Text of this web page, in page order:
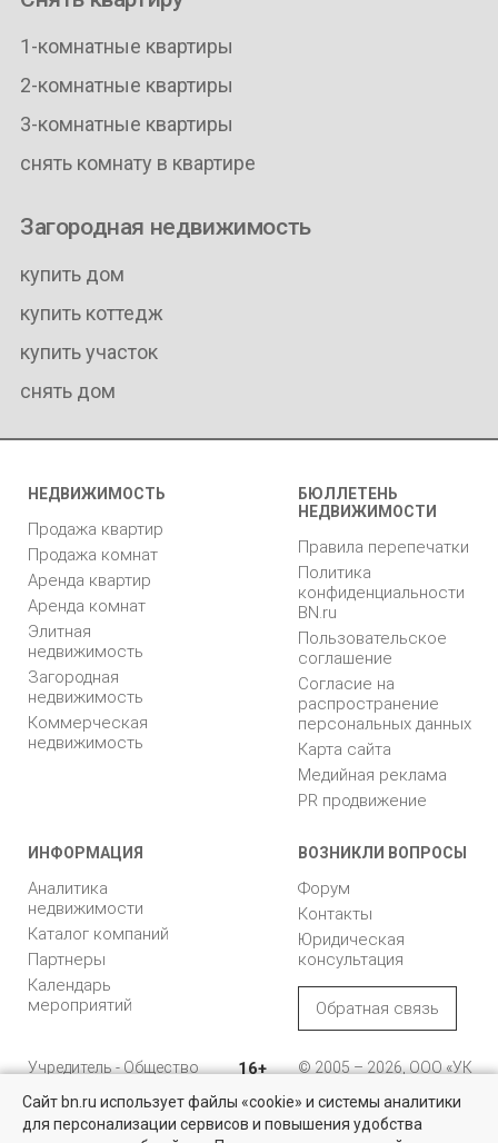
Найти квартиру - это просто!
1-комнатные квартиры
2-комнатные квартиры
3-комнатные квартиры
снять комнату в квартире
Загородная недвижимость
купить дом
купить коттедж
купить участок
снять дом
НЕДВИЖИМОСТЬ
Продажа квартир
Продажа комнат
Аренда квартир
Аренда комнат
Элитная
недвижимость
Загородная
недвижимость
Коммерческая
недвижимость
БЮЛЛЕТЕНЬ
НЕДВИЖИМОСТИ
Правила перепечатки
Политика
конфиденциальности
BN.ru
Пользовательское
соглашение
Согласие на
распространение
персональных данных
Карта сайта
Медийная реклама
PR продвижение
ИНФОРМАЦИЯ
Аналитика
недвижимости
Каталог компаний
Партнеры
Календарь
мероприятий
ВОЗНИКЛИ ВОПРОСЫ
Форум
Контакты
Юридическая
консультация
Обратная связь
Учредитель - Общество
ответственностью
"Управляющая
компания "Бюллетень
16+
© 2005 – 2026, ООО «УК
196105, Санкт-
Петербург, пр. Юрия
Сайт bn.ru использует файлы «cookie» и системы аналитики
для персонализации сервисов и повышения удобства